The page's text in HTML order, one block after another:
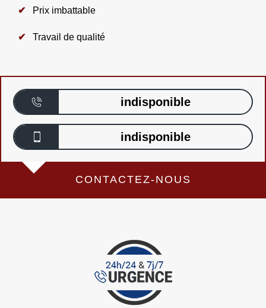
Prix imbattable
Travail de qualité
indisponible
indisponible
CONTACTEZ-NOUS